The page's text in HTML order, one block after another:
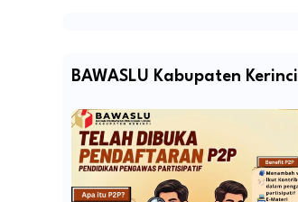
BAWASLU Kabupaten Kerinci